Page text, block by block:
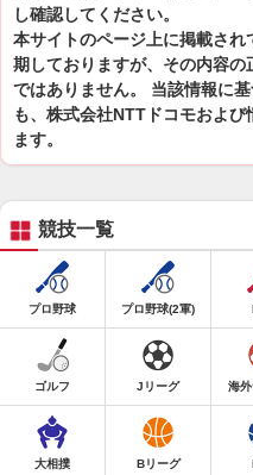
し確認してください。
本サイトのページ上に掲載さ
期しておりますが、その内容
ではありません。 当該情報に
も、株式会社NTTドコモおよ
ます。
競技一覧
プロ野球 プロ野球(2軍)
ゴルフ Jリーグ 海
大相撲 Bリーグ